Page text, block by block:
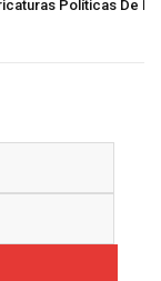
(Abu Mahjoob) –